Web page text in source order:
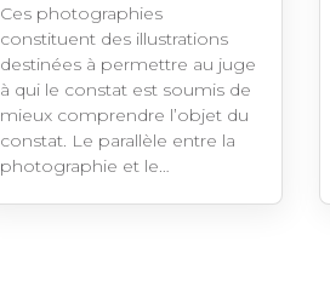
Ces photographies
constituent des illustrations
destinées à permettre au juge
à qui le constat est soumis de
mieux comprendre l’objet du
constat. Le parallèle entre la
photographie et le…